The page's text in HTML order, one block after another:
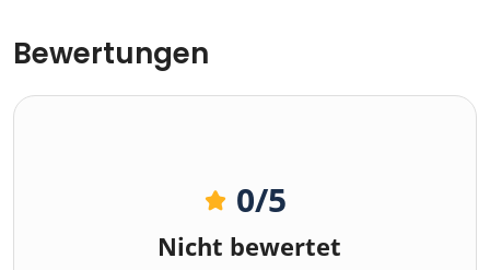
Bewertungen
0/5
Nicht bewertet